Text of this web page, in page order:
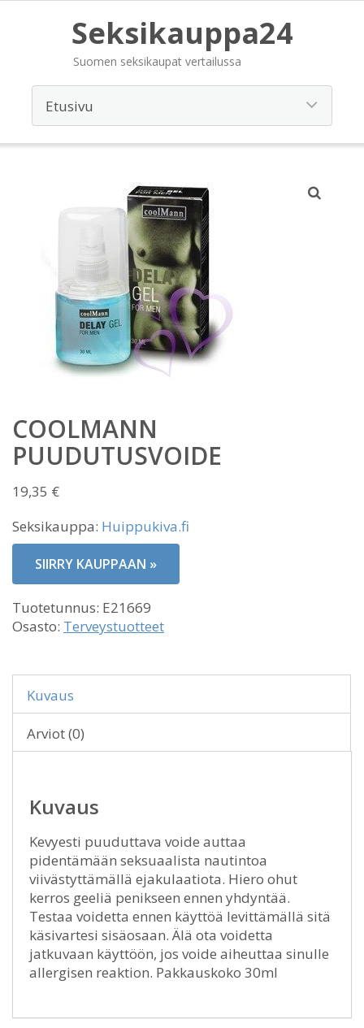
Seksikauppa24
Suomen seksikaupat vertailussa
COOLMANN
PUUDUTUSVOIDE
19,35 €
Seksikauppa: Huippukiva.fi
SIIRRY KAUPPAAN »
Tuotetunnus: E21669
Osasto: Terveystuotteet
Kuvaus
Arviot (0)
Kuvaus
Kevyesti puuduttava voide auttaa
pidentämään seksuaalista nautintoa
viivästyttämällä ejakulaatiota. Hiero ohut
kerros geeliä penikseen ennen yhdyntää.
Testaa voidetta ennen käyttöä levittämällä sitä
käsivartesi sisäosaan. Älä ota voidetta
jatkuvaan käyttöön, jos voide aiheuttaa sinulle
allergisen reaktion. Pakkauskoko 30ml